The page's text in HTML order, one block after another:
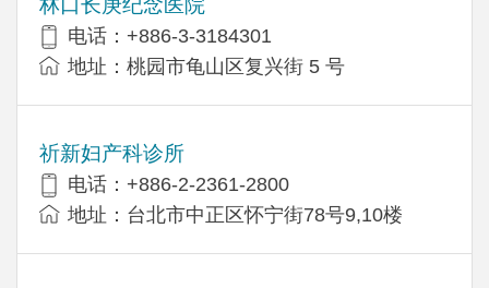
林口长庚纪念医院
电话：+886-3-3184301
地址：桃园市龟山区复兴街 5 号
祈新妇产科诊所
电话：+886-2-2361-2800
地址：台北市中正区怀宁街78号9,10楼